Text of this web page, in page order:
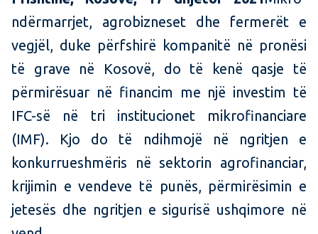
ndërmarrjet, agrobizneset dhe fermerët e
vegjël, duke përfshirë kompanitë në pronësi
të grave në Kosovë, do të kenë qasje të
përmirësuar në financim me një investim të
IFC-së në tri institucionet mikrofinanciare
(IMF). Kjo do të ndihmojë në ngritjen e
konkurrueshmëris në sektorin agrofinanciar,
krijimin e vendeve të punës, përmirësimin e
jetesës dhe ngritjen e sigurisë ushqimore në